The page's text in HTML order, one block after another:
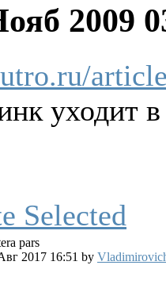
2009
уходит
pars
2017 16:51 by